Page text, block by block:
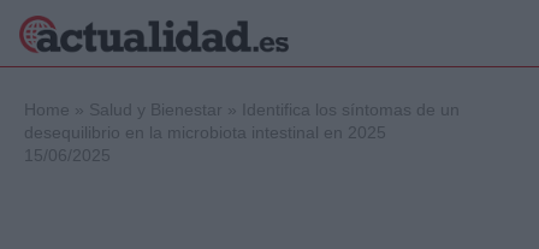
Home » Salud y Bienestar »
Identifica los síntomas de un
desequilibrio en la microbiota intestinal en 2025
15/06/2025